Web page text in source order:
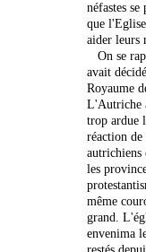
néfastes
que
aider leurs
On se
avait
Royaume
L'Autriche
trop ardue
réaction de
autrichiens
les
même
grand.
envenima